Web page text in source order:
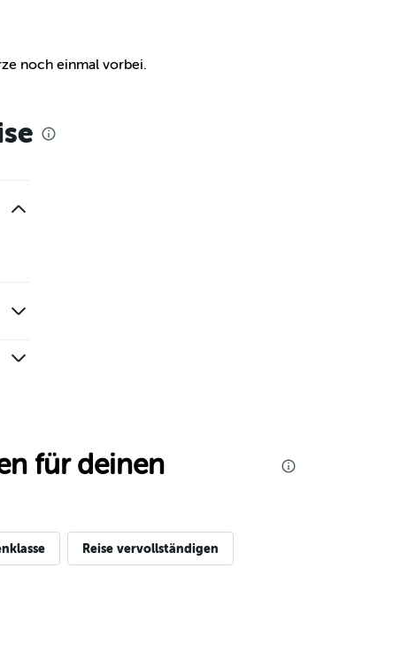
noch einmal vorbei.
für deinen
Reise vervollständigen